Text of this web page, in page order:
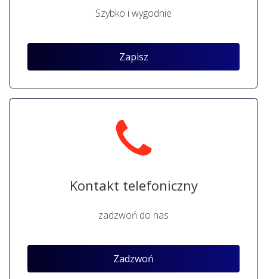
Szybko i wygodnie
Zapisz
Kontakt telefoniczny
zadzwoń do nas
Zadzwoń